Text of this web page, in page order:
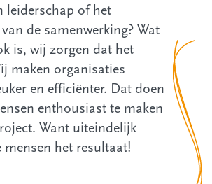
leiderschap of het
de samenwerking? Wat
is, wij zorgen dat het
maken organisaties
en efficiënter. Dat doen
enthousiast te maken
Want uiteindelijk
mensen het resultaat!